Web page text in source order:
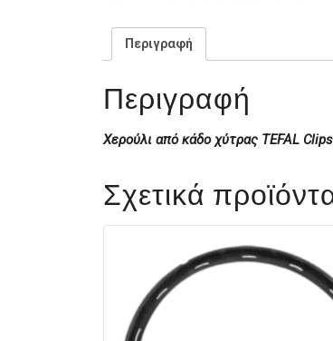
Περιγραφή
Περιγραφή
Χερούλι από κάδο χύτρας TEFAL
Σχετικά